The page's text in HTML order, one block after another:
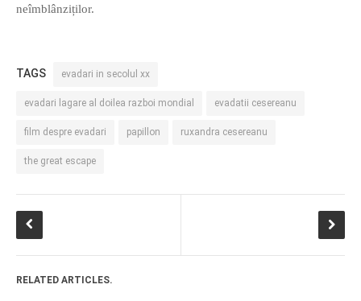
neîmblânziților.
TAGS evadari in secolul xx
evadari lagare al doilea razboi mondial evadatii cesereanu
film despre evadari papillon ruxandra cesereanu
the great escape
RELATED ARTICLES.